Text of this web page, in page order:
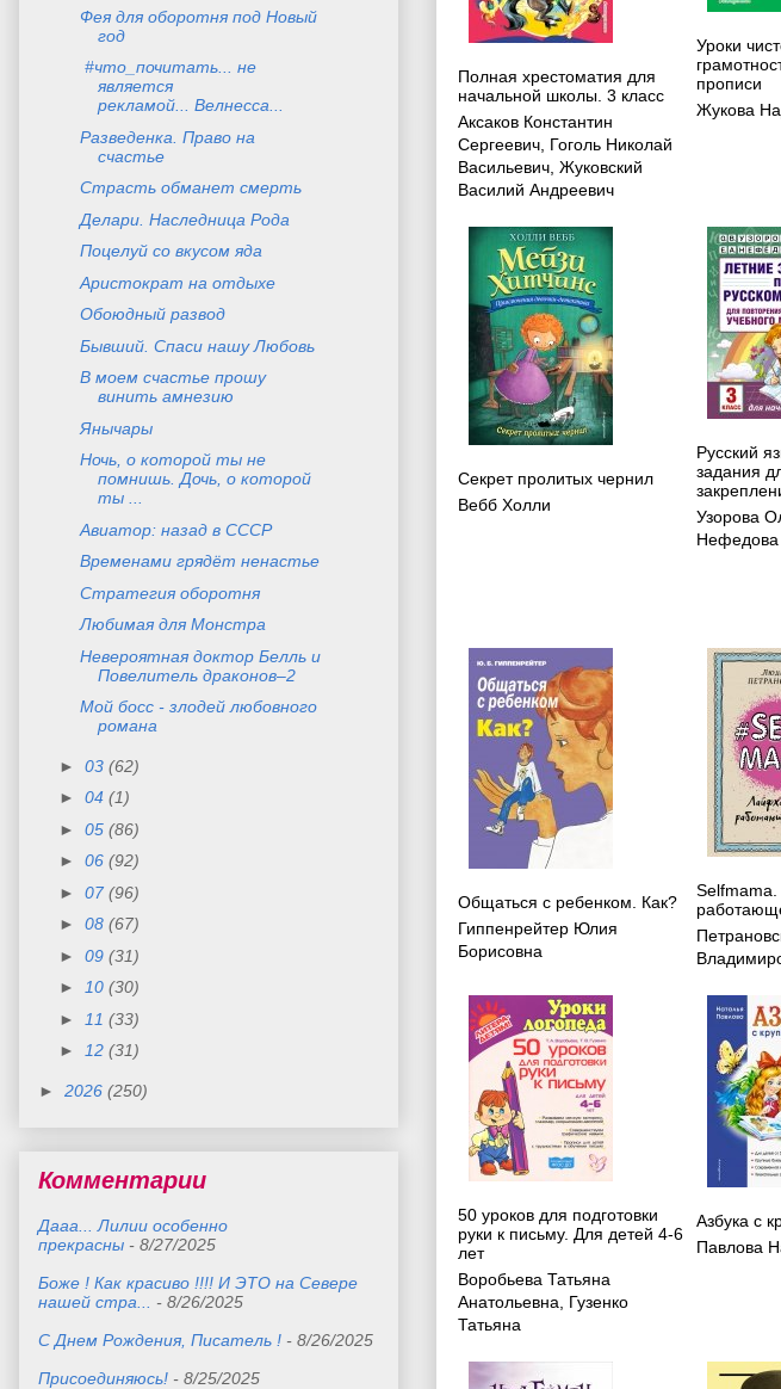
Полная хрестоматия для
начальной школы. 3 класс
Аксаков Константин
Сергеевич Гоголь Николай
Васильевич Жуковский
Василий Андреевич
Уроки
прописи
Жукова
Секрет пролитых чернил
Вебб Холли
Русский
задания
Узорова
Нефедова
Общаться с ребенком. Как?
Гиппенрейтер Юлия
Борисовна
50 уроков для подготовки
руки к письму. Для детей 4-6
лет
Воробьева Татьяна
Анатольевна
Гузенко
Татьяна
Азбука с
Павлова
Фея для оборотня под Новый
год
#что_почитать... не
является
рекламой... Велнесса...
Разведенка. Право на
счастье
Страсть обманет смерть
Делари. Наследница Рода
Поцелуй со вкусом яда
Аристократ на отдыхе
Обоюдный развод
Бывший. Спаси нашу Любовь
В моем счастье прошу
винить амнезию
Янычары
Ночь, о которой ты не
помнишь. Дочь, о которой
ты ...
Авиатор: назад в СССР
Временами грядёт ненастье
Стратегия оборотня
Любимая для Монстра
Невероятная доктор Белль и
Повелитель драконов–2
Мой босс - злодей любовного
романа
► 03 (62)
► 04 (1)
► 05 (86)
► 06 (92)
► 07 (96)
► 08 (67)
► 09 (31)
► 10 (30)
►
11 (33)
► 12 (31)
► 2026 (250)
Комментарии
Дааа... Лилии особенно
прекрасны - 8/27/2025
Боже ! Как красиво !!!! И ЭТО на Севере
нашей стра...
- 8/26/2025
С Днем Рождения, Писатель ! - 8/26/2025
Присоединяюсь! - 8/25/2025